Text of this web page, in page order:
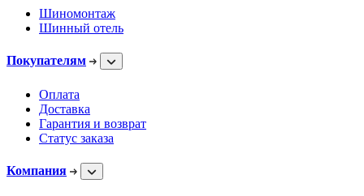
Шиномонтаж
Шинный отель
Покупателям
Оплата
Доставка
Гарантия и возврат
Статус заказа
Компания